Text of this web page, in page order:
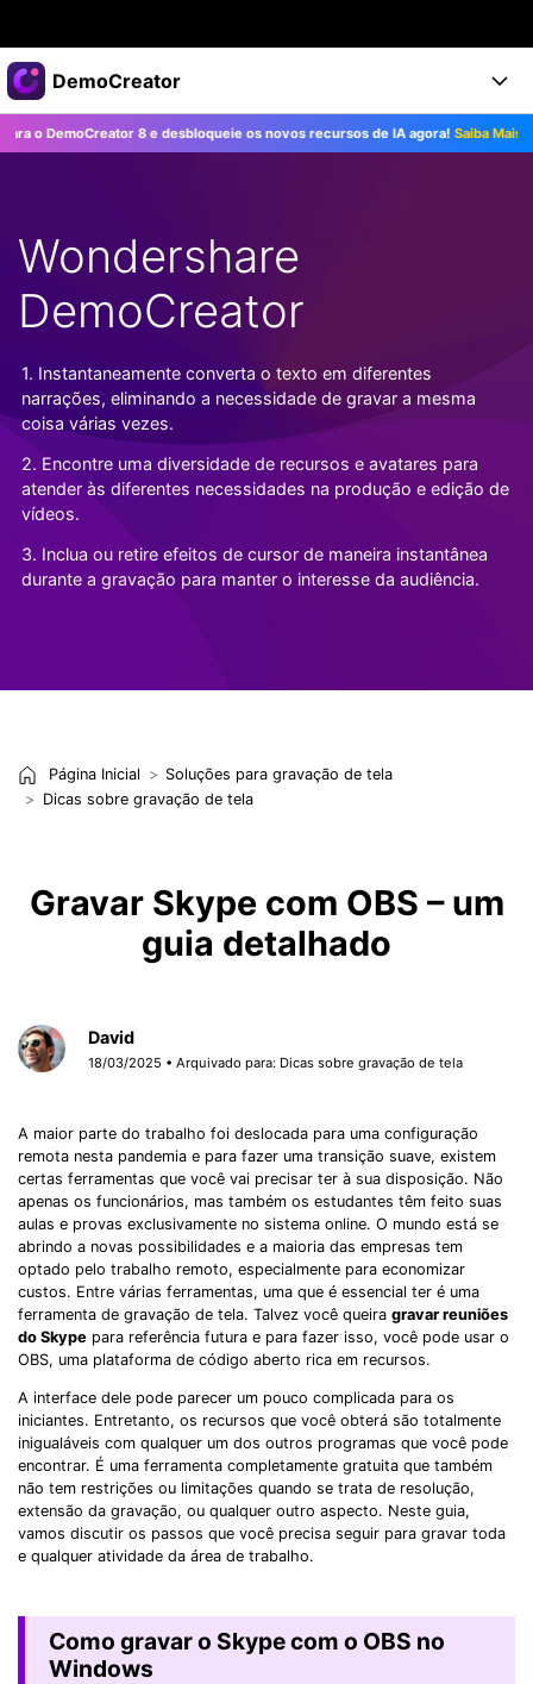
Produtos em destaque
Criatividade digital com IA generativa
Utilitários
Negócios
Sala de imprensa
Loja
Suporte
DemoCreator
Produtos
Recursos
Todos os recursos >
Recursos de IA
Dicas de IA
Todos os recursos de IA >
Soluções
DemoCreator para
Blog
Mais Soluções >
Central de Ajuda
Começe a Usar
Suporte
TESTE GRÁTIS COMPRE AGORA
Entrar
8 e desbloqueie os novos recursos de IA agora!Saiba Mais>>
Wondershare
DemoCreator
1. Instantaneamente converta o texto em diferentes
narrações, eliminando a necessidade de gravar a mesma
coisa várias vezes.
2. Encontre uma diversidade de recursos e avatares para
atender às diferentes necessidades na produção e edição de
vídeos.
3. Inclua ou retire efeitos de cursor de maneira instantânea
durante a gravação para manter o interesse da audiência.
Página Inicial
Soluções para gravação de tela
Dicas sobre gravação de tela
Gravar Skype com OBS – um
guia detalhado
David
18/03/2025 • Arquivado para: Dicas sobre gravação de tela
A maior parte do trabalho foi deslocada para uma configuração
remota nesta pandemia e para fazer uma transição suave, existem
certas ferramentas que você vai precisar ter à sua disposição. Não
apenas os funcionários, mas também os estudantes têm feito suas
aulas e provas exclusivamente no sistema online. O mundo está se
abrindo a novas possibilidades e a maioria das empresas tem
optado pelo trabalho remoto, especialmente para economizar
custos. Entre várias ferramentas, uma que é essencial ter é uma
ferramenta de gravação de tela. Talvez você queira gravar reuniões
do Skype para referência futura e para fazer isso, você pode usar o
OBS, uma plataforma de código aberto rica em recursos.
A interface dele pode parecer um pouco complicada para os
iniciantes. Entretanto, os recursos que você obterá são totalmente
inigualáveis com qualquer um dos outros programas que você pode
encontrar. É uma ferramenta completamente gratuita que também
não tem restrições ou limitações quando se trata de resolução,
extensão da gravação, ou qualquer outro aspecto. Neste guia,
vamos discutir os passos que você precisa seguir para gravar toda
e qualquer atividade da área de trabalho.
Como gravar o Skype com o OBS no
Windows